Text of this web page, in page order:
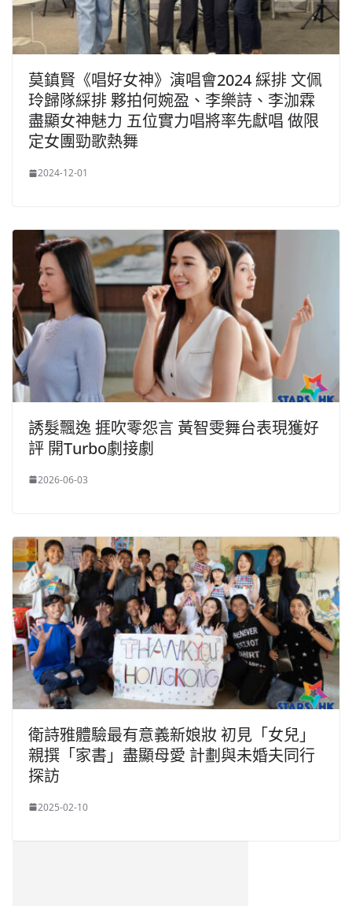
莫鎮賢《唱好女神》演唱會2024 綵排 文佩
玲歸隊綵排 夥拍何婉盈、李樂詩、李泇霖
盡顯女神魅力 五位實力唱將率先獻唱 做限
定女團勁歌熱舞
2024-12-01
誘髮飄逸 捱吹零怨言 黃智雯舞台表現獲好
評 開Turbo劇接劇
2026-06-03
衛詩雅體驗最有意義新娘妝 初見「女兒」
親撰「家書」盡顯母愛 計劃與未婚夫同行
探訪
2025-02-10